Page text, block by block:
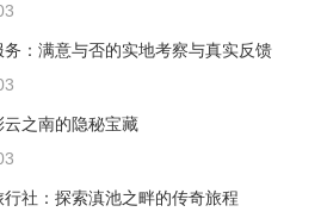
：满意与否的实地考察与真实反馈
之南的隐秘宝藏
社：探索滇池之畔的传奇旅程